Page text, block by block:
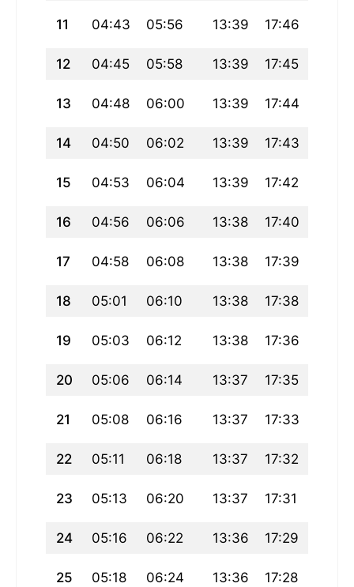
11 04:43 05:56 13:39 17:46
12 04:45 05:58 13:39 17:45
13 04:48 06:00 13:39 17:44
14 04:50 06:02 13:39 17:43
15 04:53 06:04 13:39 17:42
16 04:56 06:06 13:38 17:40
17 04:58 06:08 13:38 17:39
18 05:01 06:10 13:38 17:38
19 05:03 06:12 13:38 17:36
20 05:06 06:14 13:37 17:35
21 05:08 06:16 13:37 17:33
22 05:11 06:18 13:37 17:32
23 05:13 06:20 13:37 17:31
24 05:16 06:22 13:36 17:29
25 05:18 06:24 13:36 17:28